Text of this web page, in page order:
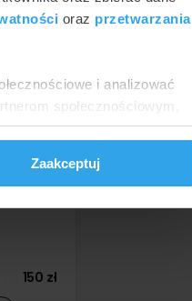
oraz przetwarzania
i analizować
społecznościowym,
od Ciebie lub
Zaakceptuj
150 zł